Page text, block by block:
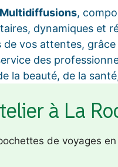
Multidiffusions,
dynamiques et
de vos attentes,
des
la beauté, de la
à La
de voyages